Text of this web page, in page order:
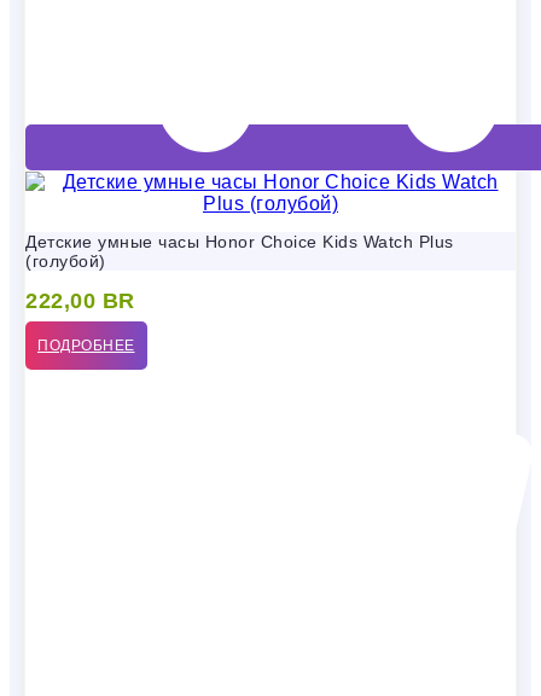
Детские умные часы Honor Choice Kids Watch Plus
(голубой)
222,00 BR
ПОДРОБНЕЕ